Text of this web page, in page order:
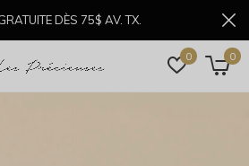
0 0
DÈS 75$ AV. TX.